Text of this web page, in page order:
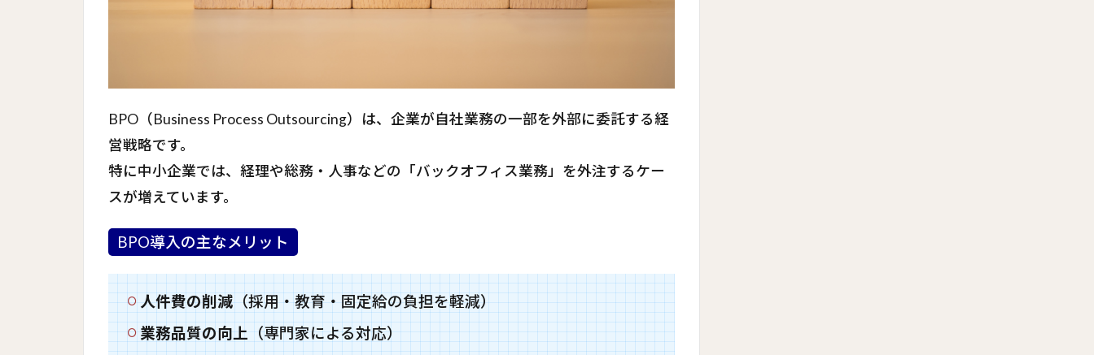
BPO（Business Process Outsourcing）は、企業が自社業務の一部を外部に委託する経
営戦略です。
特に中小企業では、経理や総務・人事などの「バックオフィス業務」を外注するケー
スが増えています。
BPO導入の主なメリット
人件費の削減（採用・教育・固定給の負担を軽減）
業務品質の向上（専門家による対応）